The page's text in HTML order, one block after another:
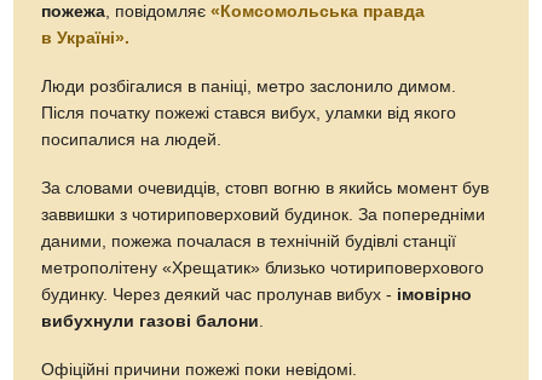
пожежа , повідомляє«Комсомольська правда
в Україні».
Люди розбігалися в паніці, метро заслонило димом.
Після початку пожежі стався вибух, уламки від якого
посипалися на людей.
За словами очевидців, стовп вогню в якийсь момент був
заввишки з чотириповерховий будинок. За попередніми
даними, пожежа почалася в технічній будівлі станції
метрополітену «Хрещатик» близько чотириповерхового
будинку. Через деякий час пролунав вибух - імовірно
вибухнули газові балони
Офіційні причини пожежі поки невідомі.